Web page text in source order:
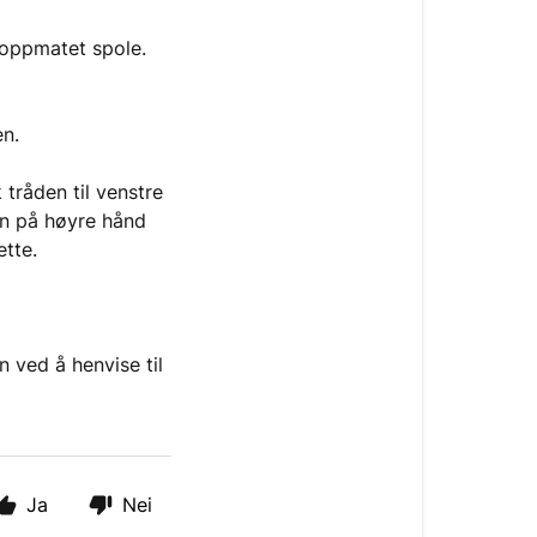
spole.
tråden til venstre
på høyre hånd
ved å henvise til
Ja Nei